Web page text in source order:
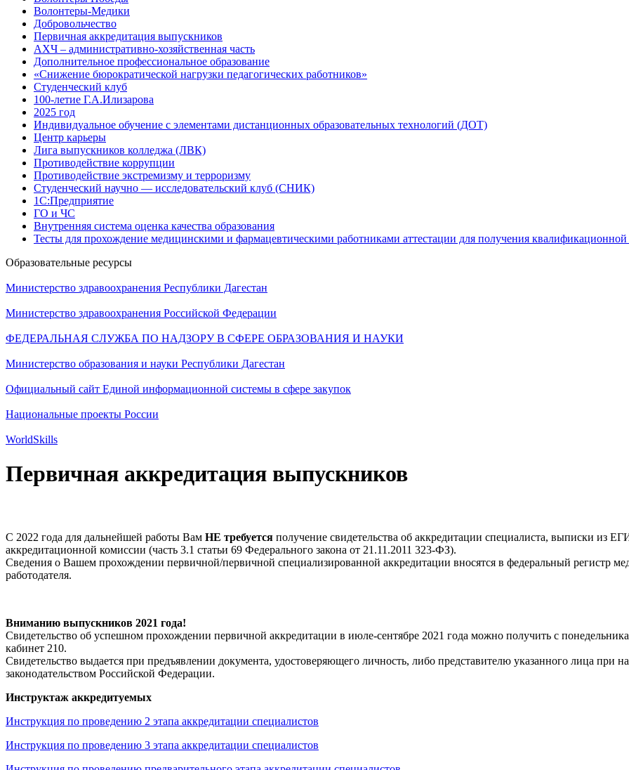
Волонтеры-Медики
Добровольчество
Первичная аккредитация выпускников
АХЧ – административно-хозяйственная часть
Дополнительное профессиональное образование
«Снижение бюрократической нагрузки педагогических работников»
Студенческий клуб
100-летие Г.А.Илизарова
2025 год
Индивидуальное обучение с элементами дистанционных образовательных технологий (ДОТ)
Центр карьеры
Лига выпускников колледжа (ЛВК)
Противодействие коррупции
Противодействие экстремизму и терроризму
Студенческий научно — исследовательский клуб (СНИК)
1С:Предприятие
ГО и ЧС
Внутренняя система оценка качества образования
Тесты для прохождение медицинскими и фармацевтическими работниками аттестации для получения квалификационной
Образовательные ресурсы
Министерство здравоохранения Республики Дагестан
Министерство здравоохранения Российской Федерации
ФЕДЕРАЛЬНАЯ СЛУЖБА ПО НАДЗОРУ В СФЕРЕ ОБРАЗОВАНИЯ И НАУКИ
Министерство образования и науки Республики Дагестан
Официальный сайт Единой информационной системы в сфере закупок
Национальные проекты России
WorldSkills
Первичная аккредитация выпускников
С 2022 года для дальнейшей работы Вам НЕ требуется получение свидетельства об аккредитации специалиста, выписки из
аккредитационной комиссии (часть 3.1 статьи 69 Федерального закона от 21.11.2011 323-ФЗ).
Сведения о Вашем прохождении первичной/первичной специализированной аккредитации вносятся в федеральный регистр
работодателя.
Вниманию выпускников 2021 года!
Свидетельство об успешном прохождении первичной аккредитации в июле-сентябре 2021 года можно получить с
кабинет 210.
Свидетельство выдается при предъявлении документа, удостоверяющего личность, либо представителю указанного лица при
законодательством Российской Федерации.
Инструктаж аккредитуемых
Инструкция по проведению 2 этапа аккредитации специалистов
Инструкция по проведению 3 этапа аккредитации специалистов